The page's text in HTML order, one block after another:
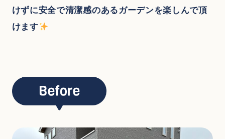
けずに安全で清潔感のあるガーデンを楽しんで頂
けます